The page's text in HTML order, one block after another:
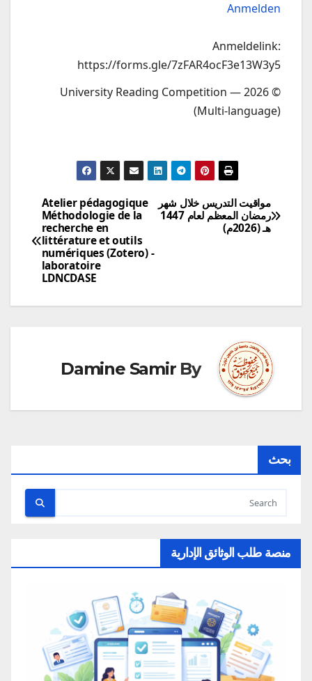
Anmelden
Anmeldelink:
https://forms.gle/7zFAR4ocF3e13W3y5
© 2026 — University Reading Competition
(Multi-language)
تصفّح
المقالات
Atelier pédagogique
Méthodologie de la
recherche en
littérature et outils
numériques (Zotero) -
laboratoire
LDNCDASE
مواقيت التدريس خلال شهر
رمضان المعظم لعام 1447
هـ (2026م)
By
Damine Samir
بحث
منصة طلب الوثائق الإدارية